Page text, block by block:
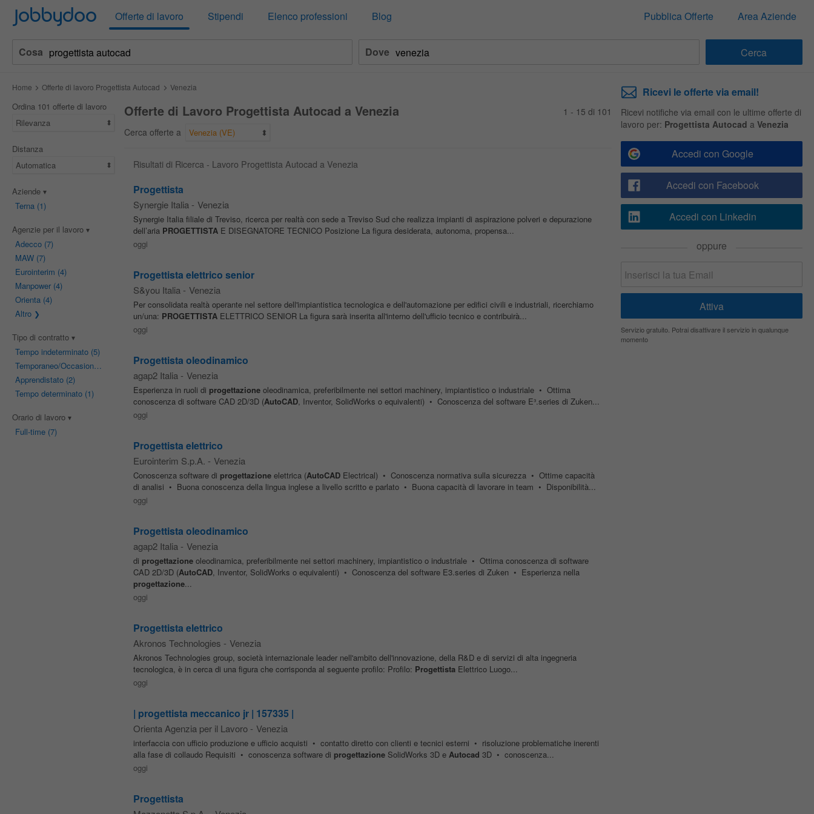
Jobbydoo Offerte di lavoro Stipendi Elenco professioni Blog Pubblica Offerte Area Aziende
Cosa Dove
Home Offerte di lavoro Progettista Autocad Venezia
Ordina 101 offerte di lavoro
Rilevanza
Distanza
Automatica
Aziende
Terna(1)
Agenzie per il lavoro
Adecco(7)
MAW(7)
Eurointerim (4)
Manpower(4)
Orienta(4)
Altro
Tipo di contratto
Tempo indeterminato(5)
Temporaneo/Occasionale
Apprendistato(2)
Tempo determinato(1)
Orario di lavoro
Full-time(7)
Offerte di Lavoro Progettista Autocad a Venezia
Cerca offerte a Venezia (VE)
1 - 15 di 101
Risultati di Ricerca - Lavoro Progettista Autocad a Venezia
Progettista
Synergie Italia - Venezia
Synergie Italia filiale di Treviso, ricerca per realtà con sede a Treviso Sud che realizza impianti di aspirazione polveri e depurazione
dell’aria PROGETTISTAE DISEGNATORE TECNICO Posizione La figura desiderata, autonoma, propensa...
oggi
Progettista elettrico senior
S&you Italia - Venezia
Per consolidata realtà operante nel settore dell'impiantistica tecnologica e dell'automazione per edifici civili e industriali, ricerchiamo
un/una: PROGETTISTAELETTRICO SENIOR La figura sarà inserita all'interno dell'ufficio tecnico e contribuirà...
oggi
Progettista oleodinamico
agap2 Italia - Venezia
Esperienza in ruoli di progettazioneoleodinamica, preferibilmente nei settori machinery, impiantistico o industriale • Ottima
conoscenza di software CAD 2D/3D (AutoCAD, Inventor, SolidWorks o equivalenti) • Conoscenza del software E³.series di Zuken...
oggi
Progettista elettrico
Eurointerim S.p.A. - Venezia
Conoscenza software di progettazioneelettrica (AutoCADElectrical) • Conoscenza normativa sulla sicurezza • Ottime capacità
di analisi • Buona conoscenza della lingua inglese a livello scritto e parlato • Buona capacità di lavorare in team • Disponibilità...
oggi
Progettista oleodinamico
agap2 Italia - Venezia
di progettazioneoleodinamica, preferibilmente nei settori machinery, impiantistico o industriale • Ottima conoscenza di software
CAD 2D/3D (AutoCAD, Inventor, SolidWorks o equivalenti) • Conoscenza del software E3.series di Zuken • Esperienza nella
progettazione...
oggi
Progettista elettrico
Akronos Technologies - Venezia
Akronos Technologies group, società internazionale leader nell'ambito dell'innovazione, della R&D e di servizi di alta ingegneria
tecnologica, è in cerca di una figura che corrisponda al seguente profilo: Profilo: ProgettistaElettrico Luogo...
oggi
| progettista meccanico jr | 157335 |
Orienta Agenzia per il Lavoro - Venezia
interfaccia con ufficio produzione e ufficio acquisti • contatto diretto con clienti e tecnici esterni • risoluzione problematiche inerenti
alla fase di collaudo Requisiti • conoscenza software di progettazioneSolidWorks 3D e Autocad 3D • conoscenza...
oggi
Progettista
Ricevi le offerte via email!
Ricevi notifiche via email con le ultime offerte di
lavoro per: Progettista Autocad a Venezia
Accedi con Google
Accedi con Facebook
Accedi con Linkedin
oppure
Servizio gratuito. Potrai disattivare il servizio in qualunque
momento